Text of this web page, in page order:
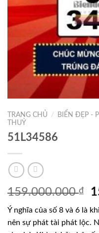
TRANG CHỦ / BIỂN ĐẸP -
THUỶ
51L34586
159.000.000₫
Ý nghĩa của số 8 và 6 là
nên sự phát tài phát lộc.